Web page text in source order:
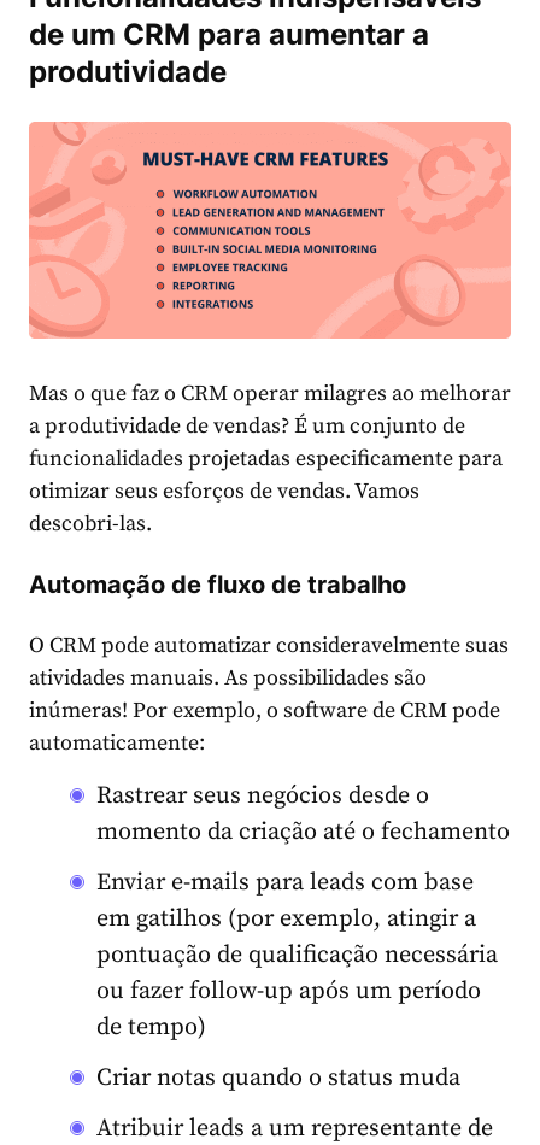
de um CRM para aumentar a
produtividade
Mas o que faz o CRM operar milagres ao melhorar
a produtividade de vendas? É um conjunto de
funcionalidades projetadas especificamente para
otimizar seus esforços de vendas. Vamos
descobri-las.
Automação de fluxo de trabalho
O CRM pode automatizar consideravelmente suas
atividades manuais. As possibilidades são
inúmeras! Por exemplo, o software de CRM pode
automaticamente:
Rastrear seus negócios desde o
momento da criação até o fechamento
Enviar e-mails para leads com base
em gatilhos (por exemplo, atingir a
pontuação de qualificação necessária
ou fazer follow-up após um período
de tempo)
Criar notas quando o status muda
Atribuir leads a um representante de